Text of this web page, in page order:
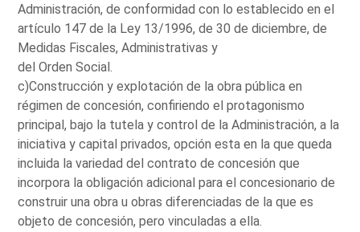
Administración, de conformidad con lo establecido en el
artículo 147 de la Ley 13/1996, de 30 de diciembre, de
Medidas Fiscales, Administrativas y
del Orden Social.
c)Construcción y explotación de la obra pública en
régimen de concesión, confiriendo el protagonismo
principal, bajo la tutela y control de la Administración, a la
iniciativa y capital privados, opción esta en la que queda
incluida la variedad del contrato de concesión que
incorpora la obligación adicional para el concesionario de
construir una obra u obras diferenciadas de la que es
objeto de concesión, pero vinculadas a ella.